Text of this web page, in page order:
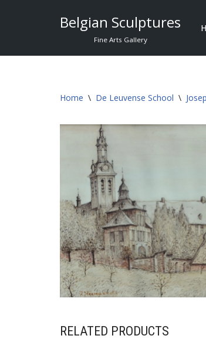
content
Belgian Sculptures
Fine Arts Gallery
Home \ De Leuvense School \
RELATED PRODUCTS